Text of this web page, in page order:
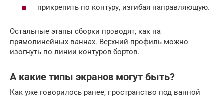
прикрепить по контуру, изгибая направляющую.
Остальные этапы сборки проводят, как на
прямолинейных ваннах. Верхний профиль можно
изогнуть по линии контуров бортов.
А какие типы экранов могут быть?
Как уже говорилось ранее, пространство под ванной